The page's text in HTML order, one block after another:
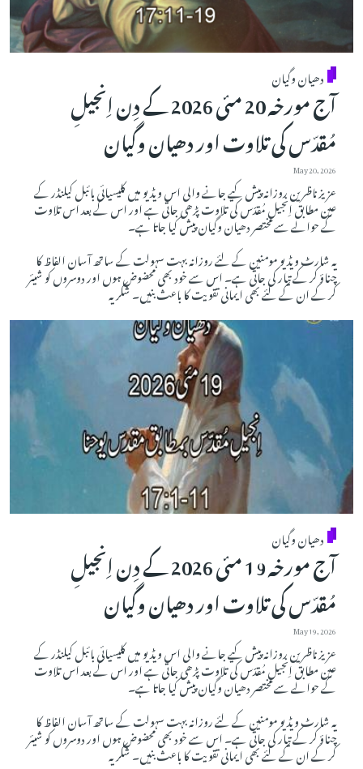
دھیان وگیان
آج مورخہ 20 مئی 2026 کے دِن اِنجیلِ
مُقدّس کی تلاوت اور دھیان وگیان
May 20, 2026
عزیز ناظرین روزانہ پیش کیے جانے والی اس ویڈیو میں کلیسیائی بائبل کیلنڈر کے
عین مطابق اِنجیلِ مُقدّس کی تلاوت پڑھی جاتی ہے اور اس کے بعد اس تلاوت
کے حوالے سے مختصر دھیان وگیان پیش کیا جاتا ہے۔
یہ شارٹ ویڈیو مومنین کے لئے روزانہ بہت سہولت کے ساتھ آسان الفاظ کا
چناؤ کر کے تیار کی جاتی ہے۔ اس سے خود بھی محضوض ہوں اور دوسروں کو شیئر
کر کے ان کے لئے بھی ایمانی تقویت کا باعث بنیں۔ شکریہ
دھیان وگیان
آج مورخہ 19 مئی 2026 کے دِن اِنجیلِ
مُقدّس کی تلاوت اور دھیان وگیان
May 19, 2026
عزیز ناظرین روزانہ پیش کیے جانے والی اس ویڈیو میں کلیسیائی بائبل کیلنڈر کے
عین مطابق اِنجیلِ مُقدّس کی تلاوت پڑھی جاتی ہے اور اس کے بعد اس تلاوت
کے حوالے سے مختصر دھیان وگیان پیش کیا جاتا ہے۔
یہ شارٹ ویڈیو مومنین کے لئے روزانہ بہت سہولت کے ساتھ آسان الفاظ کا
چناؤ کر کے تیار کی جاتی ہے۔ اس سے خود بھی محضوض ہوں اور دوسروں کو شیئر
کر کے ان کے لئے بھی ایمانی تقویت کا باعث بنیں۔ شکریہ